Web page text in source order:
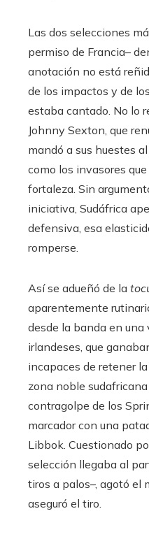
Las dos selecciones
permiso de Francia–
anotación no está
de los impactos y de
estaba cantado. No lo
Johnny Sexton, que
mandó a sus huestes
como los invasores
fortaleza. Sin
iniciativa, Sudáfrica
defensiva, esa
romperse.
Así se adueñó de la
aparentemente
desde la banda en
irlandeses, que
incapaces de retener
zona noble
contragolpe de los
marcador con una
Libbok. Cuestionado
selección llegaba al
tiros a palos–, agotó el
aseguró el tiro.